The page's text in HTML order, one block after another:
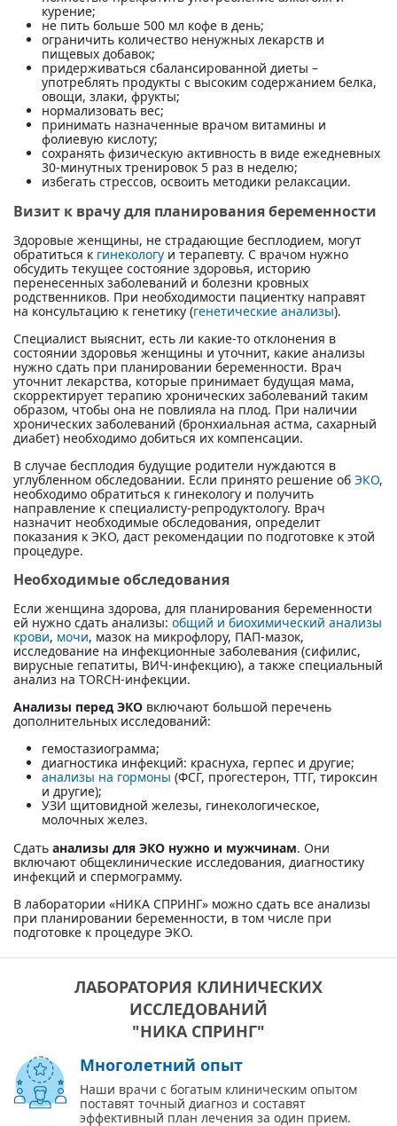
курение;
не пить больше 500 мл кофе в день;
ограничить количество ненужных лекарств и
пищевых добавок;
придерживаться сбалансированной диеты –
употреблять продукты с высоким содержанием белка,
овощи, злаки, фрукты;
нормализовать вес;
принимать назначенные врачом витамины и
фолиевую кислоту;
сохранять физическую активность в виде ежедневных
30-минутных тренировок 5 раз в неделю;
избегать стрессов, освоить методики релаксации.
Визит к врачу для планирования беременности
Здоровые женщины, не страдающие бесплодием, могут
обратиться к гинекологу и терапевту. С врачом нужно
обсудить текущее состояние здоровья, историю
перенесенных заболеваний и болезни кровных
родственников. При необходимости пациентку направят
на консультацию к генетику (генетические анализы).
Специалист выяснит, есть ли какие-то отклонения в
состоянии здоровья женщины и уточнит, какие анализы
нужно сдать при планировании беременности. Врач
уточнит лекарства, которые принимает будущая мама,
скорректирует терапию хронических заболеваний таким
образом, чтобы она не повлияла на плод. При наличии
хронических заболеваний (бронхиальная астма, сахарный
диабет) необходимо добиться их компенсации.
В случае бесплодия будущие родители нуждаются в
углубленном обследовании. Если принято решение об ЭКО,
необходимо обратиться к гинекологу и получить
направление к специалисту-репродуктологу. Врач
назначит необходимые обследования, определит
показания к ЭКО, даст рекомендации по подготовке к этой
процедуре.
Необходимые обследования
Если женщина здорова, для планирования беременности
ей нужно сдать анализы: общий и биохимический анализы
крови, мочи, мазок на микрофлору, ПАП-мазок,
исследование на инфекционные заболевания (сифилис,
вирусные гепатиты, ВИЧ-инфекцию), а также специальный
анализ на TORCH-инфекции.
Анализы перед ЭКО включают большой перечень
дополнительных исследований:
гемостазиограмма;
диагностика инфекций: краснуха, герпес и другие;
анализы на гормоны (ФСГ, прогестерон, ТТГ, тироксин
и другие);
УЗИ щитовидной железы, гинекологическое,
молочных желез.
Сдать анализы для ЭКО нужно и мужчинам. Они
включают общеклинические исследования, диагностику
инфекций и спермограмму.
В лаборатории «НИКА СПРИНГ» можно сдать все анализы
при планировании беременности, в том числе при
подготовке к процедуре ЭКО.
ЛАБОРАТОРИЯ КЛИНИЧЕСКИХ
ИССЛЕДОВАНИЙ
"НИКА СПРИНГ"
Многолетний опыт
Наши врачи с богатым клиническим опытом
поставят точный диагноз и составят
эффективный план лечения за один прием.